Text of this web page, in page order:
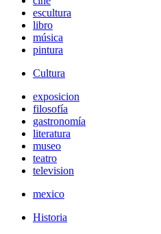
escultura
libro
música
pintura
Cultura
exposicion
filosofía
gastronomía
literatura
museo
teatro
television
mexico
Historia